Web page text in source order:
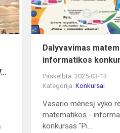
dienai
pami...
Dalyvavimas
informatikos
Paskelbta: 2025-03-13
Kategorija:Konkursai
Vasario mėnesį vyko
matematikos -
konkursas "Pi...